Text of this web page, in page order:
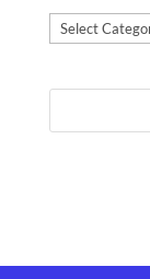
Kategori